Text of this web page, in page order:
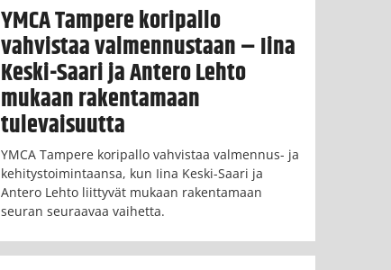
YMCA Tampere koripallo
vahvistaa valmennustaan – Iina
Keski-Saari ja Antero Lehto
mukaan rakentamaan
tulevaisuutta
YMCA Tampere koripallo vahvistaa valmennus- ja
kehitystoimintaansa, kun Iina Keski-Saari ja
Antero Lehto liittyvät mukaan rakentamaan
seuran seuraavaa vaihetta.